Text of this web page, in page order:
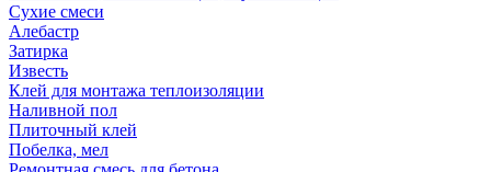
Сухие смеси
Алебастр
Затирка
Известь
Клей для монтажа теплоизоляции
Наливной пол
Плиточный клей
Побелка, мел